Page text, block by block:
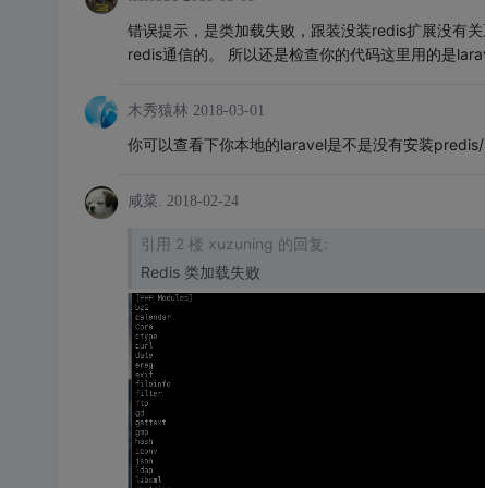
错误提示，是类加载失败，跟装没装redis扩展没有
redis通信的。 所以还是检查你的代码这里用的是
木秀猿林 2018-03-01
你可以查看下你本地的laravel是不是没有安装
咸菜. 2018-02-24
引用 2 楼 xuzuning 的回复:
Redis 类加载失败